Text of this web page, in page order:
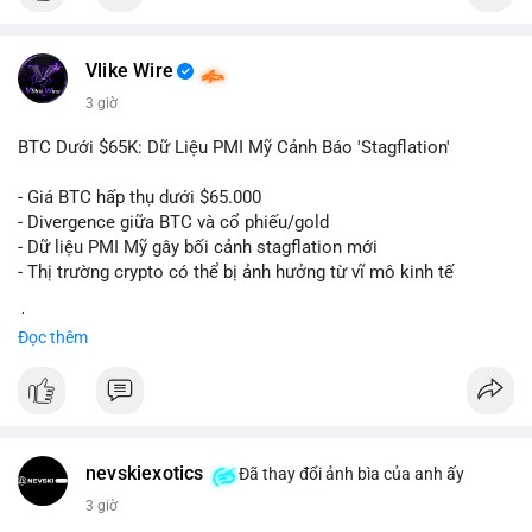
#vlikevn #titanbot
📰 Nguồn: Cointelegraph
Vlike Wire
3 giờ
BTC Dưới $65K: Dữ Liệu PMI Mỹ Cảnh Báo 'Stagflation'
- Giá BTC hấp thụ dưới $65.000
- Divergence giữa BTC và cổ phiếu/gold
- Dữ liệu PMI Mỹ gây bối cảnh stagflation mới
- Thị trường crypto có thể bị ảnh hưởng từ vĩ mô kinh tế
Đọc thêm
nevskiexotics Đã thay đổi ảnh bìa của anh ấy
3 giờ